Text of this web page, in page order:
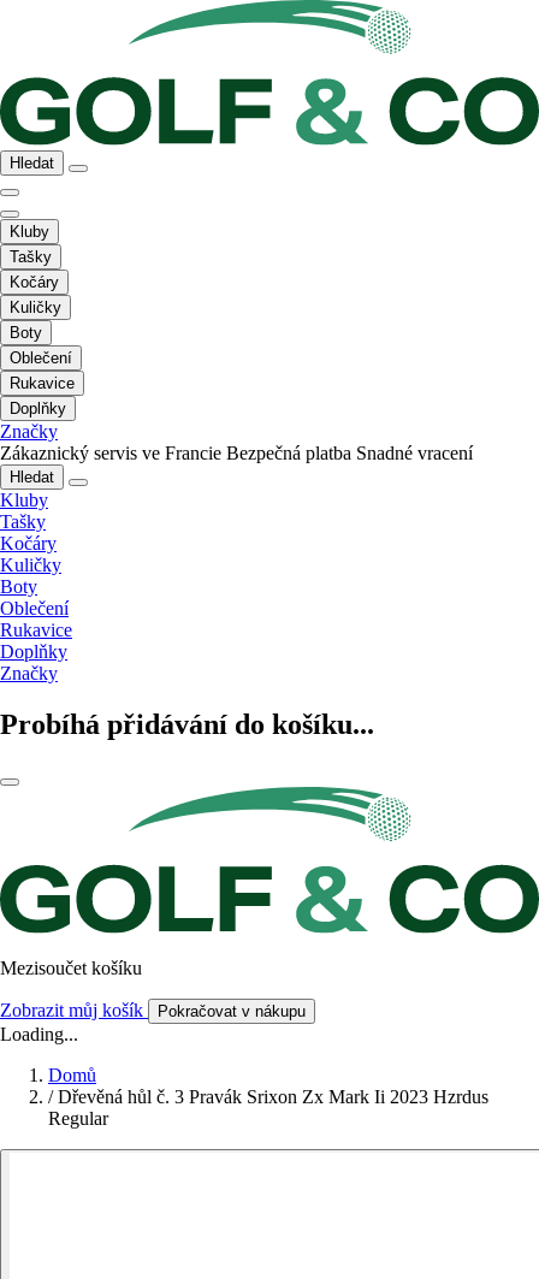
Hledat
Kluby
Tašky
Kočáry
Kuličky
Boty
Oblečení
Rukavice
Doplňky
Značky
Zákaznický servis ve Francie Bezpečná platba Snadné vracení
Hledat
Kluby
Tašky
Kočáry
Kuličky
Boty
Oblečení
Rukavice
Doplňky
Značky
Probíhá přidávání do košíku...
Mezisoučet košíku
Zobrazit můj košík Pokračovat v nákupu
Loading...
Domů
/ Dřevěná hůl č. 3 Pravák Srixon Zx Mark Ii 2023 Hzrdus
Regular